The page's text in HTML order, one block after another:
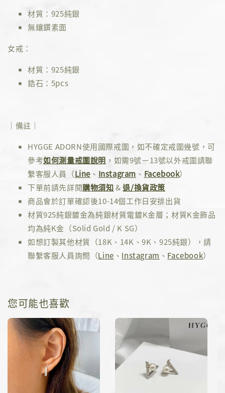
材質：925純銀
無鑲鑽素面
女戒：
材質：925純銀
鋯石：5pcs
｜備註｜
HYGGE ADORN使用國際戒圍，如不確定戒圍幾號，可
參考如何測量戒圍說明 ，如需9號－13號以外戒圍請聯
繫客服人員（Line 、 Instagram 、 Facebook）
下單前請先詳閱購物須知&退/換貨政策
商品會於訂單確認後10-14個工作日安排出貨
材質925純銀鍍金為純銀材質電鍍K金層；材質K金飾品
均為純K金（Solid Gold / K SG）
如想訂製其他材質（18K、14K、9K、925純銀），請
聯繫客服人員詢問（Line 、 Instagram 、 Facebook）
您可能也喜歡